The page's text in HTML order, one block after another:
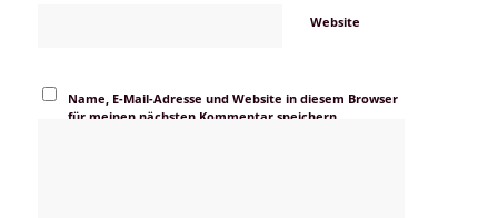
Website
Name, E-Mail-Adresse und Website in diesem Browser
für meinen nächsten Kommentar speichern.